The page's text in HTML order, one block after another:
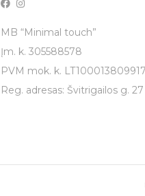
MB “Minimal touch”
Įm. k. 305588578
PVM mok. k. LT100013809917
Reg. adresas: Švitrigailos g.